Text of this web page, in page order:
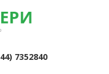
7352840